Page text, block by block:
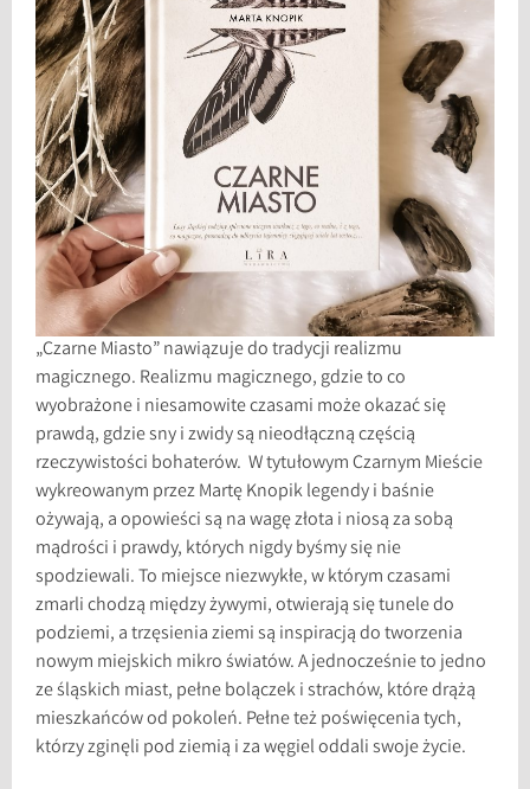
„Czarne Miasto” nawiązuje do tradycji realizmu
magicznego. Realizmu magicznego, gdzie to co
wyobrażone i niesamowite czasami może okazać się
prawdą, gdzie sny i zwidy są nieodłączną częścią
rzeczywistości bohaterów. W tytułowym Czarnym Mieście
wykreowanym przez Martę Knopik legendy i baśnie
ożywają, a opowieści są na wagę złota i niosą za sobą
mądrości i prawdy, których nigdy byśmy się nie
spodziewali. To miejsce niezwykłe, w którym czasami
zmarli chodzą między żywymi, otwierają się tunele do
podziemi, a trzęsienia ziemi są inspiracją do tworzenia
nowym miejskich mikro światów. A jednocześnie to jedno
ze śląskich miast, pełne bolączek i strachów, które drążą
mieszkańców od pokoleń. Pełne też poświęcenia tych,
którzy zginęli pod ziemią i za węgiel oddali swoje życie.